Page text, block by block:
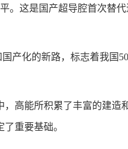
这是国产超导腔首次替
产化的新路，标志着我国
高能所积累了丰富的建
重要基础。